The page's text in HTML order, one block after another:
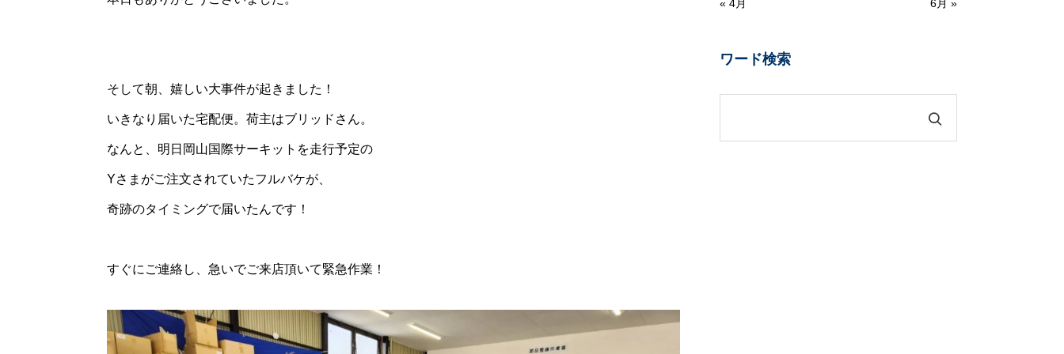
そして朝、嬉しい大事件が起きました！
いきなり届いた宅配便。荷主はブリッドさん。
なんと、明日岡山国際サーキットを走行予定の
Yさまがご注文されていたフルバケが、
奇跡のタイミングで届いたんです！
すぐにご連絡し、急いでご来店頂いて緊急作業！
« 4月 6月 »
ワード検索